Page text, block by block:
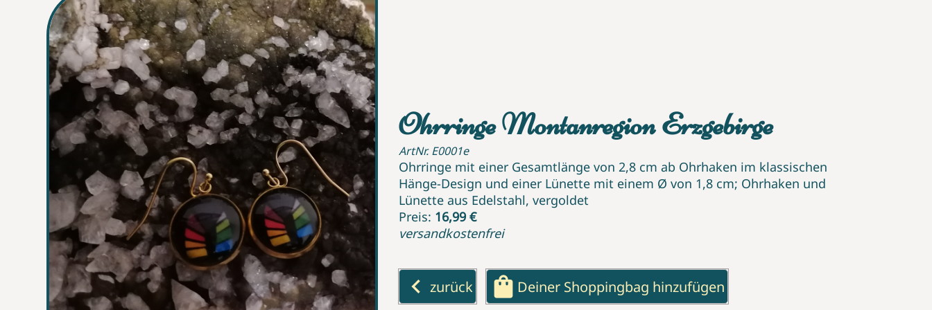
Ohrringe Montanregion Erzgebirge
ArtNr. E0001e
Ohrringe mit einer Gesamtlänge von 2,8 cm ab Ohrhaken im klassischen
Hänge-Design und einer Lünette mit einem Ø von 1,8 cm; Ohrhaken und
Lünette aus Edelstahl, vergoldet
Preis: 16,99 €
versandkostenfrei
keyboard_arrow_leftzurück shopping_bag Deiner Shoppingbag hinzufügen